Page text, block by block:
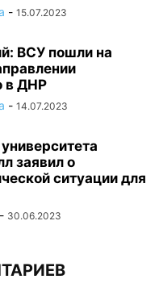
- 15.07.2023
ВСУ пошли на
в ДНР
- 14.07.2023
заявил о
ситуации для
- 30.06.2023